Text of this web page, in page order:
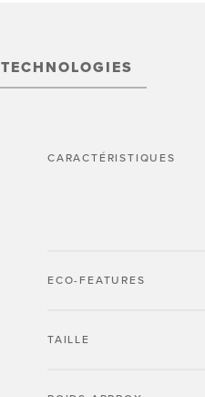
TECHNOLOGIES
CARACTÉRISTIQUES
ECO-FEATURES
TAILLE